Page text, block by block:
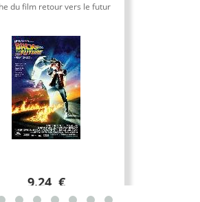
du film retour vers le futur
9.24 €